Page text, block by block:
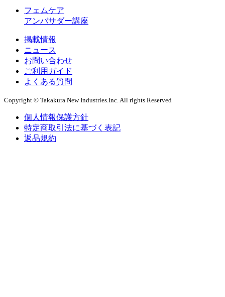
フェムケア
アンバサダー講座
掲載情報
ニュース
お問い合わせ
ご利用ガイド
よくある質問
Copyright © Takakura New Industries.Inc. All rights Reserved
個人情報保護方針
特定商取引法に基づく表記
返品規約